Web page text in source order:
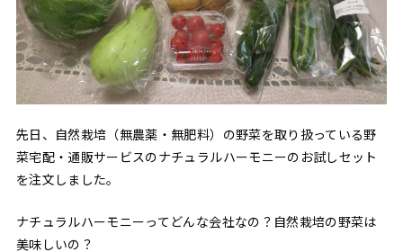
先日、自然栽培（無農薬・無肥料）の野菜を取り扱っている野
菜宅配・通販サービスのナチュラルハーモニーのお試しセット
を注文しました。
ナチュラルハーモニーってどんな会社なの？自然栽培の野菜は
美味しいの？